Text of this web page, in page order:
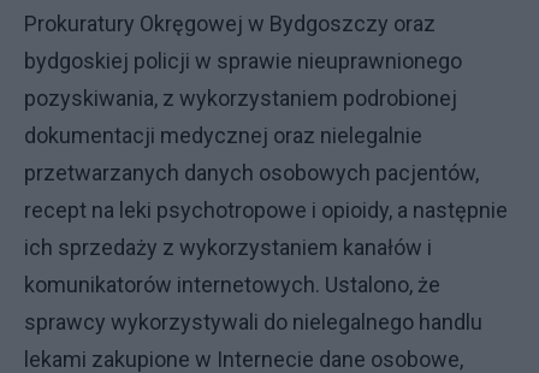
Prokuratury Okręgowej w Bydgoszczy oraz
bydgoskiej policji w sprawie nieuprawnionego
pozyskiwania, z wykorzystaniem podrobionej
dokumentacji medycznej oraz nielegalnie
przetwarzanych danych osobowych pacjentów,
recept na leki psychotropowe i opioidy, a następnie
ich sprzedaży z wykorzystaniem kanałów i
komunikatorów internetowych. Ustalono, że
sprawcy wykorzystywali do nielegalnego handlu
lekami zakupione w Internecie dane osobowe,